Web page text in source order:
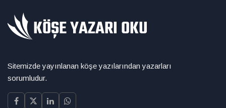
Sitemizde yayınlanan köşe yazılarından yazarları
sorumludur.